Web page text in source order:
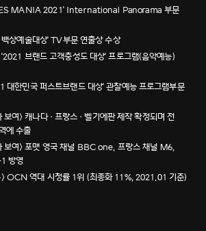
MANIA 2021' International Panorama 부문
상예술대상' TV부문 연출상 수상
브랜드 고객충성도 대상' 프로그램(음악예능)
대한민국 퍼스트브랜드 대상' 관찰예능 프로그램부문
여> 캐나다·프랑스·벨기에판 제작 확정되며 전
에 수출
보여> 포맷 영국 채널 BBC one, 프랑스 채널 M6,
방영
OCN 역대 시청률 1위 (최종화 11%, 2021.01 기준)